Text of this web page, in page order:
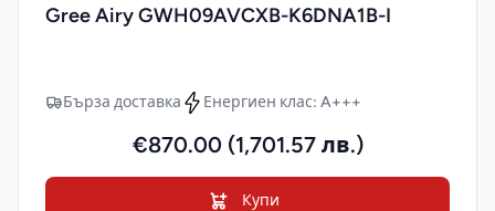
Gree Airy GWH09AVCXB-K6DNA1B-I
Бърза доставка Енергиен клас: A+++
€870.00 (1,701.57 лв.)
Купи